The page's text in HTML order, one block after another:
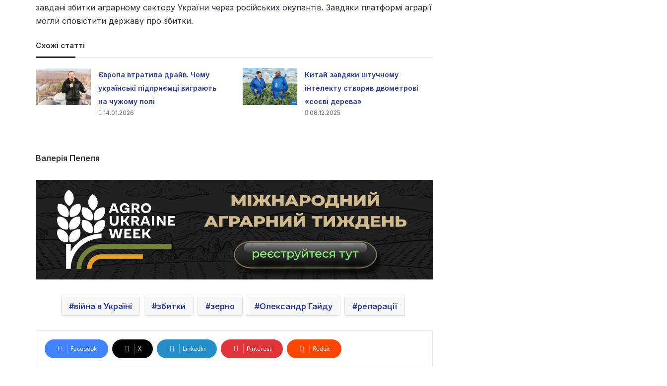
завдані збитки аграрному сектору України через російських окупантів. Завдяки платформі аграрії
могли сповістити державу про збитки.
Схожі статті
Європа втратила драйв. Чому
українські підприємці виграють
на чужому полі
14.01.2026
Китай завдяки штучному
інтелекту створив двометрові
«соєві дерева»
08.12.2025
Валерія Пепеля
війна в Україні збитки зерно Олександр Гайду репарації
Facebook X LinkedIn Pinterest Reddit